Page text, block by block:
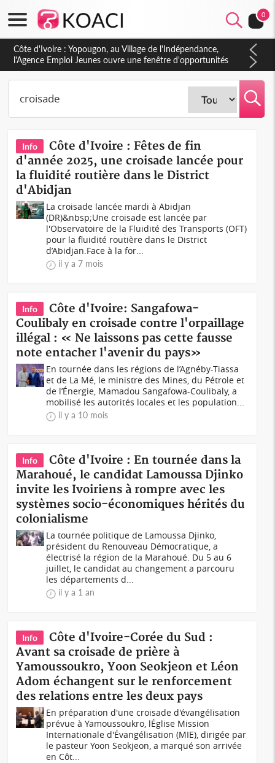
0
Côte d'Ivoire : CHU de Treichville, après la fronde, les agents
contractuels obtiennent un accord avec la direction sur les
arriérés du SMIG 2023
Info
Côte d'Ivoire : Fêtes de fin
d'année 2025, une croisade lancée pour
la fluidité routière dans le District
d'Abidjan
La croisade lancée mardi à Abidjan
(DR)&nbsp;Une croisade est lancée par
l'Observatoire de la Fluidité des Transports (OFT)
pour la fluidité routière dans le District
d’Abidjan.Face à la for...
il y a 7 mois
Info
Côte d'Ivoire: Sangafowa-
Coulibaly en croisade contre l'orpaillage
illégal : « Ne laissons pas cette fausse
note entacher l'avenir du pays»
En tournée dans les régions de l’Agnéby-Tiassa
et de La Mé, le ministre des Mines, du Pétrole et
de l’Énergie, Mamadou Sangafowa-Coulibaly, a
mobilisé les autorités locales et les population...
il y a 10 mois
Info
Côte d'Ivoire : En tournée dans la
Marahoué, le candidat Lamoussa Djinko
invite les Ivoiriens à rompre avec les
systèmes socio-économiques hérités du
colonialisme
La tournée politique de Lamoussa Djinko,
président du Renouveau Démocratique, a
électrisé la région de la Marahoué. Du 5 au 6
juillet, le candidat au changement a parcouru
les départements d...
il y a 1 an
Info
Côte d'Ivoire-Corée du Sud :
Avant sa croisade de prière à
Yamoussoukro, Yoon Seokjeon et Léon
Adom échangent sur le renforcement
des relations entre les deux pays
En préparation d'une croisade d'évangélisation
prévue à Yamoussoukro, lÉglise Mission
Internationale d'Évangélisation (MIE), dirigée par
le pasteur Yoon Seokjeon, a marqué son arrivée
en Côt...